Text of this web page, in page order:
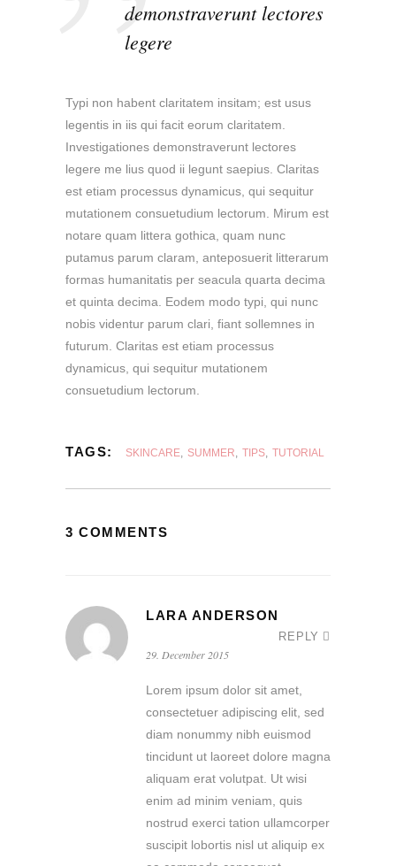
demonstraverunt lectores
legere
Typi non habent claritatem insitam; est usus
legentis in iis qui facit eorum claritatem.
Investigationes demonstraverunt lectores
legere me lius quod ii legunt saepius. Claritas
est etiam processus dynamicus, qui sequitur
mutationem consuetudium lectorum. Mirum est
notare quam littera gothica, quam nunc
putamus parum claram, anteposuerit litterarum
formas humanitatis per seacula quarta decima
et quinta decima. Eodem modo typi, qui nunc
nobis videntur parum clari, fiant sollemnes in
futurum. Claritas est etiam processus
dynamicus, qui sequitur mutationem
consuetudium lectorum.
TAGS: SKINCARE, SUMMER, TIPS, TUTORIAL
3 COMMENTS
LARA ANDERSON
REPLY
29. December 2015
Lorem ipsum dolor sit amet,
consectetuer adipiscing elit, sed
diam nonummy nibh euismod
tincidunt ut laoreet dolore magna
aliquam erat volutpat. Ut wisi
enim ad minim veniam, quis
nostrud exerci tation ullamcorper
suscipit lobortis nisl ut aliquip ex